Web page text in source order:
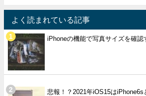
よく読まれている記事
iPhoneの機能で写真サイズを確認
悲報！？2021年iOS15はiPhone6s